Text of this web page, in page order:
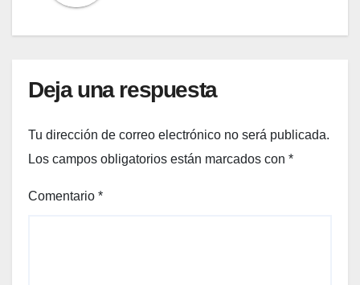
Deja una respuesta
Tu dirección de correo electrónico no será publicada.
Los campos obligatorios están marcados con *
Comentario *